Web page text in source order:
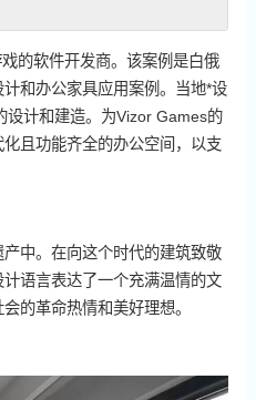
的软件开发商。该案例是白俄
和办公家具应用案例。当地*设
设计和建造。为Vizor Games的
且功能齐全的办公空间，以支
中。在向这个时代的建筑致敬
语言表达了一个充满温情的文
的革命热情和美好理想。